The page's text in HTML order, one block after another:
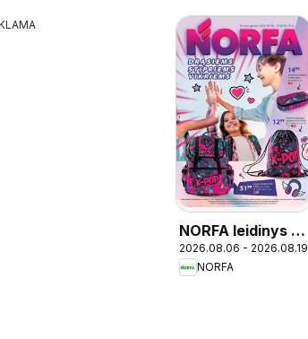
NORFA leidinys -
Mokykla
2026.08.06 - 2026.08.19
NORFA